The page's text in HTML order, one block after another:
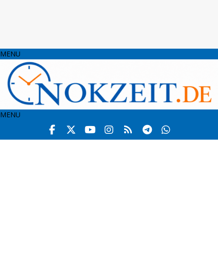
MENU
MENU